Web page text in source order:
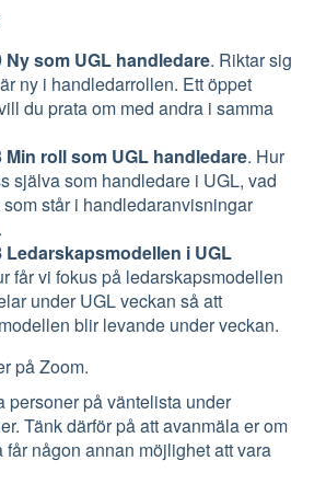
Ny som UGL handledare. Riktar sig
ny i handledarrollen. Ett öppet
du prata om med andra i samma
Min roll som UGL handledare. Hur
själva som handledare i UGL, vad
står i handledaranvisningar
Ledarskapsmodellen i UGL
får vi fokus på ledarskapsmodellen
under UGL veckan så att
blir levande under veckan.
på Zoom.
personer på väntelista under
Tänk därför på att avanmäla er om
får någon annan möjlighet att vara